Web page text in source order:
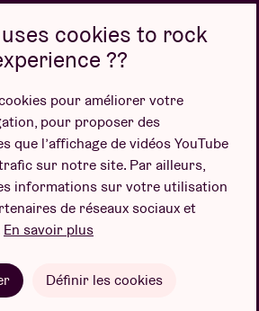
Politique de cookies
Conditions de vente
Design par
cookies to rock
??
pour améliorer votre
pour proposer des
que l’affichage de vidéos YouTube
sur notre site. Par ailleurs,
informations sur votre utilisation
de réseaux sociaux et
En savoir plus
Définir les cookies